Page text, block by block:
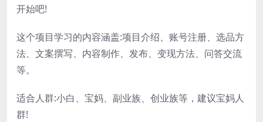
开始吧!
这个项目学习的内容涵盖:项目介绍、账号注册、选品方
法、文案撰写、内容制作、发布、变现方法、问答交流
等。
适合人群:小白、宝妈、副业族、创业族等，建议宝妈人
群!